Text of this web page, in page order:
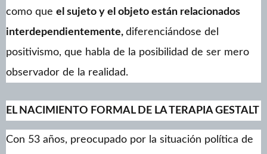
como que el sujeto y el objeto están relacionados
interdependientemente, diferenciándose del
positivismo, que habla de la posibilidad de ser mero
observador de la realidad.
EL NACIMIENTO FORMAL DE LA TERAPIA GESTALT
Con 53 años, preocupado por la situación política de